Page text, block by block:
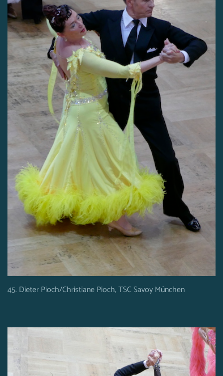
45. Dieter Pioch/Christiane Pioch, TSC Savoy München